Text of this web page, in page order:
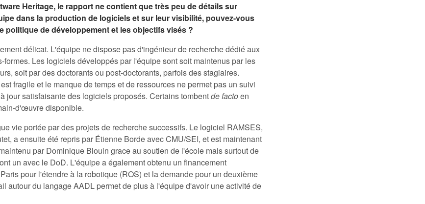
Heritage, le rapport ne contient que très peu de détails sur
dans la production de logiciels et sur leur visibilité, pouvez-vous
politique de développement et les objectifs visés ?
délicat. L'équipe ne dispose pas d'ingénieur de recherche dédié aux
formes. Les logiciels développés par l'équipe sont soit maintenus par les
soit par des doctorants ou post-doctorants, parfois des stagiaires.
fragile et le manque de temps et de ressources ne permet pas un suivi
jour satisfaisante des logiciels proposés. Certains tombentde factoen
d'œuvre disponible.
vie portée par des projets de recherche successifs. Le logiciel RAMSES,
a ensuite été repris par Étienne Borde avec CMU/SEI, et est maintenant
par Dominique Blouin grace au soutien de l'école mais surtout de
un avec le DoD. L'équipe a également obtenu un financement
pour l'étendre à la robotique (ROS) et la demande pour un deuxième
autour du langage AADL permet de plus à l'équipe d'avoir une activité de